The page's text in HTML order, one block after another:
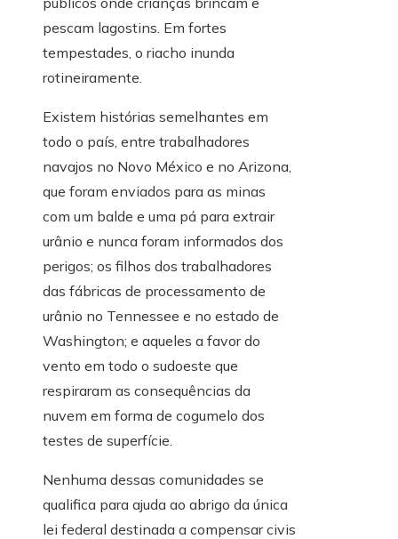
pescam lagostins. Em fortes
tempestades, o riacho inunda
rotineiramente.
Existem histórias semelhantes em
todo o país, entre trabalhadores
navajos no Novo México e no Arizona,
que foram enviados para as minas
com um balde e uma pá para extrair
urânio e nunca foram informados dos
perigos; os filhos dos trabalhadores
das fábricas de processamento de
urânio no Tennessee e no estado de
Washington; e aqueles a favor do
vento em todo o sudoeste que
respiraram as consequências da
nuvem em forma de cogumelo dos
testes de superfície.
Nenhuma dessas comunidades se
qualifica para ajuda ao abrigo da única
lei federal destinada a compensar civis